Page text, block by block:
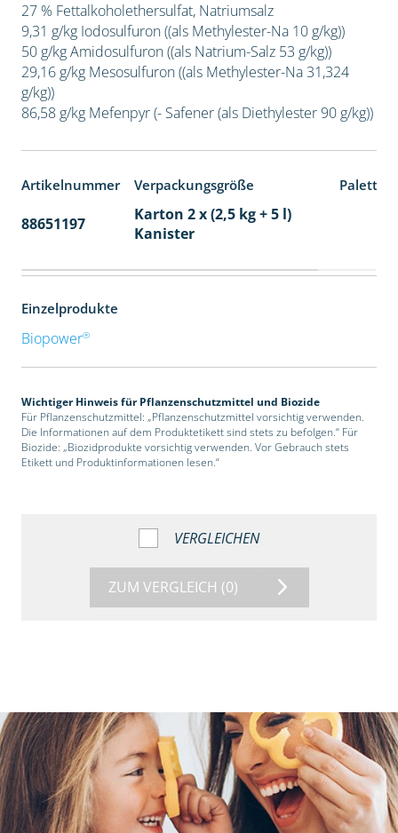
27 % Fettalkoholethersulfat, Natriumsalz
9,31 g/kg Iodosulfuron ((als Methylester-Na 10 g/kg))
50 g/kg Amidosulfuron ((als Natrium-Salz 53 g/kg))
29,16 g/kg Mesosulfuron ((als Methylester-Na 31,324
g/kg))
86,58 g/kg Mefenpyr (- Safener (als Diethylester 90 g/kg))
Artikelnummer Verpackungsgröße
88651197
Karton 2 x (2,5 kg + 5 l)
Kanister
Einzelprodukte
Biopower®
Wichtiger Hinweis für Pflanzenschutzmittel und Biozide
Für Pflanzenschutzmittel: „Pflanzenschutzmittel vorsichtig verwenden.
Die Informationen auf dem Produktetikett sind stets zu befolgen.“ Für
Biozide: „Biozidprodukte vorsichtig verwenden. Vor Gebrauch stets
Etikett und Produktinformationen lesen.“
VERGLEICHEN
ZUM VERGLEICH (0)